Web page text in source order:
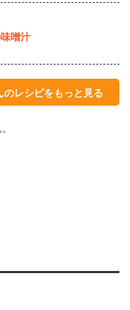
噌汁
レシピをもっと見る